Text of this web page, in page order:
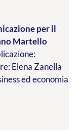
per il
Martello
Elena Zanella
ed economia